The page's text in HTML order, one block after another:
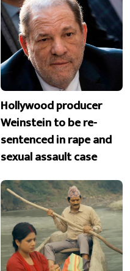
Hollywood producer
Weinstein to be re-
sentenced in rape and
sexual assault case